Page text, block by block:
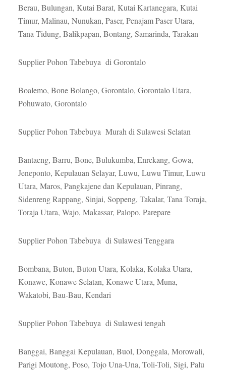
Berau, Bulungan, Kutai Barat, Kutai Kartanegara, Kutai
Timur, Malinau, Nunukan, Paser, Penajam Paser Utara,
Tana Tidung, Balikpapan, Bontang, Samarinda, Tarakan
Supplier Pohon Tabebuya di Gorontalo
Boalemo, Bone Bolango, Gorontalo, Gorontalo Utara,
Pohuwato, Gorontalo
Supplier Pohon Tabebuya Murah di Sulawesi Selatan
Bantaeng, Barru, Bone, Bulukumba, Enrekang, Gowa,
Jeneponto, Kepulauan Selayar, Luwu, Luwu Timur, Luwu
Utara, Maros, Pangkajene dan Kepulauan, Pinrang,
Sidenreng Rappang, Sinjai, Soppeng, Takalar, Tana Toraja,
Toraja Utara, Wajo, Makassar, Palopo, Parepare
Supplier Pohon Tabebuya di Sulawesi Tenggara
Bombana, Buton, Buton Utara, Kolaka, Kolaka Utara,
Konawe, Konawe Selatan, Konawe Utara, Muna,
Wakatobi, Bau-Bau, Kendari
Supplier Pohon Tabebuya di Sulawesi tengah
Banggai, Banggai Kepulauan, Buol, Donggala, Morowali,
Parigi Moutong, Poso, Tojo Una-Una, Toli-Toli, Sigi, Palu